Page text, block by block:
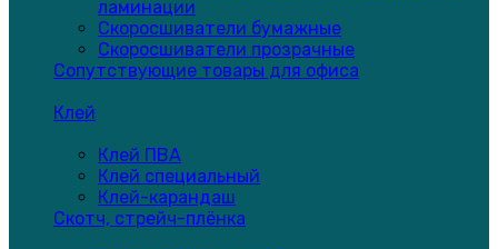
ламинации
Скоросшиватели бумажные
Скоросшиватели прозрачные
Сопутствующие товары для офиса
Клей
Клей ПВА
Клей специальный
Клей-карандаш
Скотч, стрейч-плёнка